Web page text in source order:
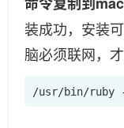
装成功，安装
脑必须联网，才
/usr/bin/ruby